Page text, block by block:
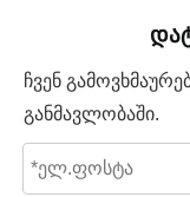
ჩვენ
განმავლობაში.